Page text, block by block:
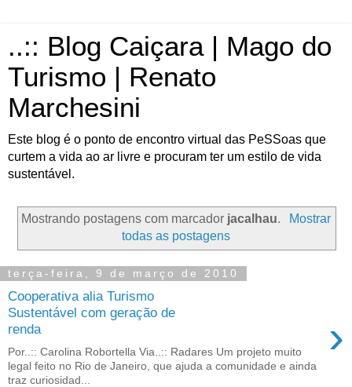
..:: Blog Caiçara | Mago do
Turismo | Renato
Marchesini
Este blog é o ponto de encontro virtual das PeSSoas que
curtem a vida ao ar livre e procuram ter um estilo de vida
sustentável.
Mostrando postagens com marcador jacalhau.
Mostrar
todas as postagens
terça-feira, 9 de março de 2010
Cooperativa alia Turismo
Sustentável com geração de
renda
›
Por..:: Carolina Robortella Via..:: Radares Um projeto muito
legal feito no Rio de Janeiro, que ajuda a comunidade e ainda
traz curiosidad...